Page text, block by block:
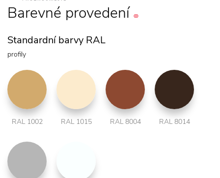
Barevné provedení
Standardní barvy RAL
profily
RAL 1002 RAL 1015 RAL 8004 RAL 8014